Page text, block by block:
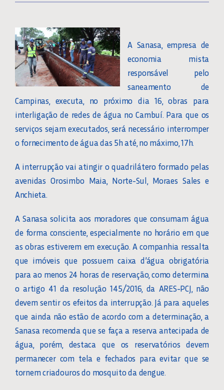
A Sanasa, empresa de
economia mista
responsável pelo
saneamento de
Campinas, executa, no próximo dia 16, obras para
interligação de redes de água no Cambuí. Para que os
serviços sejam executados, será necessário interromper
o fornecimento de água das 5h até, no máximo, 17h.
A interrupção vai atingir o quadrilátero formado pelas
avenidas Orosimbo Maia, Norte-Sul, Moraes Sales e
Anchieta.
A Sanasa solicita aos moradores que consumam água
de forma consciente, especialmente no horário em que
as obras estiverem em execução. A companhia ressalta
que imóveis que possuem caixa d’água obrigatória
para ao menos 24 horas de reservação, como determina
o artigo 41 da resolução 145/2016, da ARES-PCJ, não
devem sentir os efeitos da interrupção. Já para aqueles
que ainda não estão de acordo com a determinação, a
Sanasa recomenda que se faça a reserva antecipada de
água, porém, destaca que os reservatórios devem
permanecer com tela e fechados para evitar que se
tornem criadouros do mosquito da dengue.